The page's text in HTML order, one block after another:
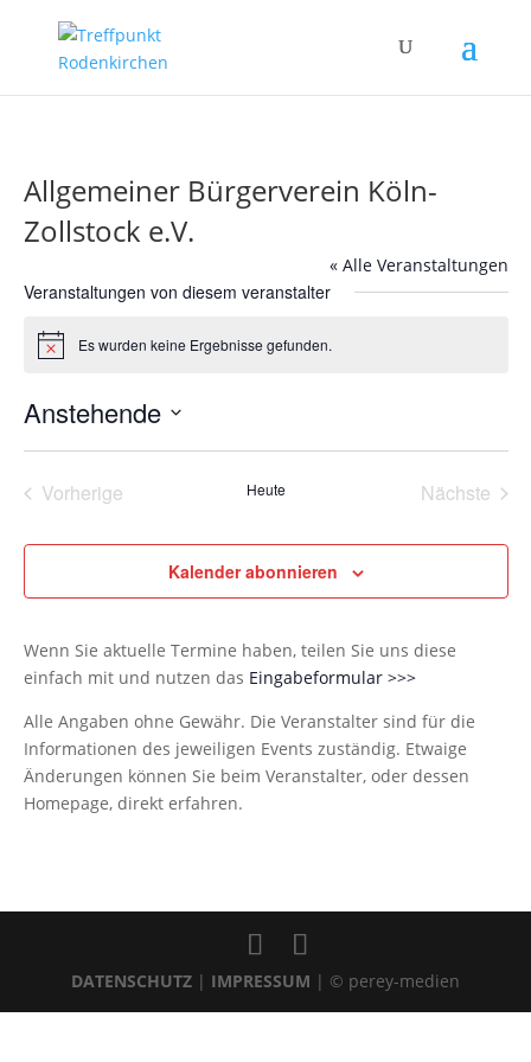
Allgemeiner Bürgerverein Köln-
Zollstock e.V.
« Alle Veranstaltungen
Veranstaltungen von diesem veranstalter
HinweisEs wurden keine Ergebnisse gefunden.
Anstehende
Vorherige
Heute
Nächste
Kalender abonnieren
Wenn Sie aktuelle Termine haben, teilen Sie uns diese
einfach mit und nutzen das Eingabeformular >>>
Alle Angaben ohne Gewähr. Die Veranstalter sind für die
Informationen des jeweiligen Events zuständig. Etwaige
Änderungen können Sie beim Veranstalter, oder dessen
Homepage, direkt erfahren.
DATENSCHUTZ| IMPRESSUM | © perey-medien